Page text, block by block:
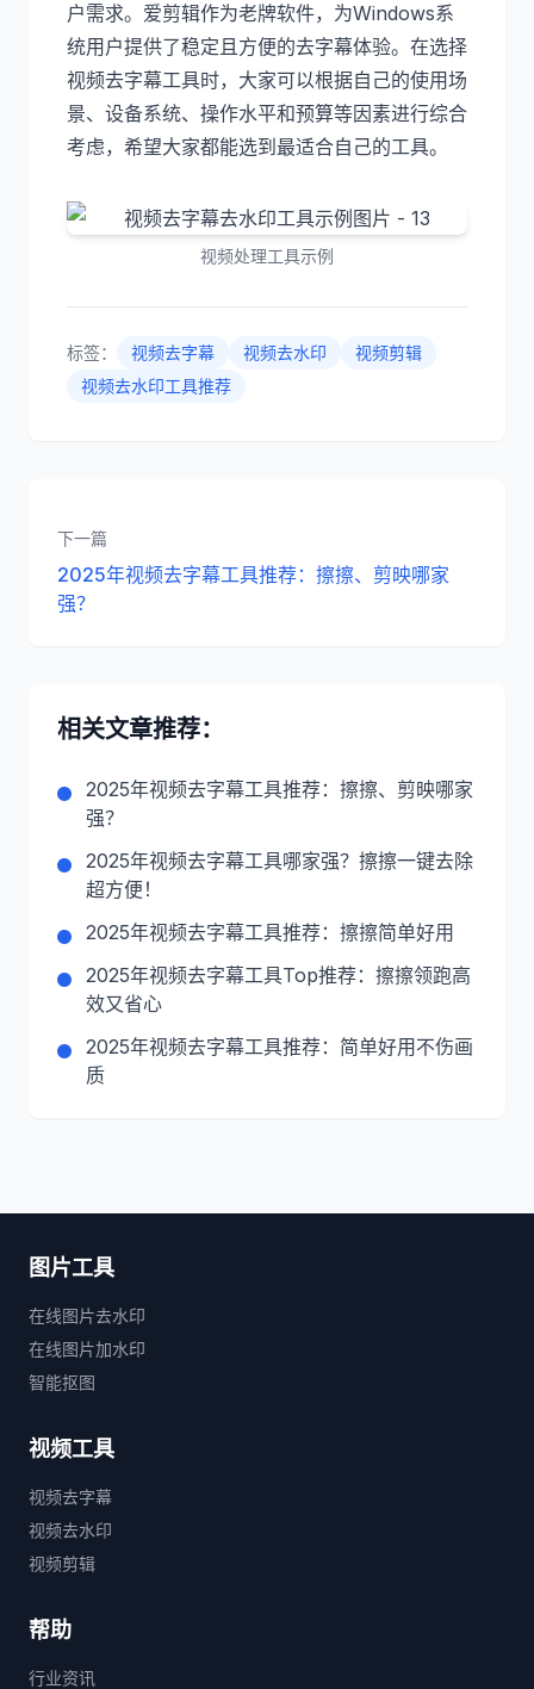
户需求。爱剪辑作为老牌软件，为Windows系
统用户提供了稳定且方便的去字幕体验。在选择
视频去字幕工具时，大家可以根据自己的使用场
景、设备系统、操作水平和预算等因素进行综合
考虑，希望大家都能选到最适合自己的工具。
视频处理工具示例
标签： 视频去字幕 视频去水印
视频剪辑
视频去水印工具推荐
下一篇
2025年视频去字幕工具推荐：擦擦、剪映哪家
强？
相关文章推荐：
2025年视频去字幕工具推荐：擦擦、剪映哪家
强？
2025年视频去字幕工具哪家强？擦擦一键去除
超方便！
2025年视频去字幕工具推荐：擦擦简单好用
2025年视频去字幕工具Top推荐：擦擦领跑高
效又省心
2025年视频去字幕工具推荐：简单好用不伤画
质
图片工具
在线图片去水印
在线图片加水印
智能抠图
视频工具
视频去字幕
视频去水印
视频剪辑
帮助
行业资讯